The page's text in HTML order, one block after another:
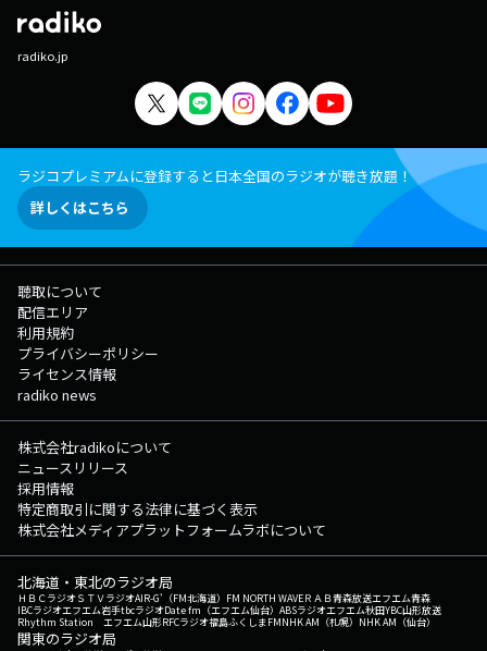
radiko.jp
ラジコプレミアムに登録すると日本全国のラジオが聴き放題！
詳しくはこちら
聴取について
配信エリア
利用規約
プライバシーポリシー
ライセンス情報
radiko news
株式会社radikoについて
ニュースリリース
採用情報
特定商取引に関する法律に基づく表示
株式会社メディアプラットフォームラボについて
北海道・東北のラジオ局
ＨＢＣラジオＳＴＶラジオAIR-G'（FM北海道） FM NORTH WAVEＲＡＢ青森放送エフエム青森
IBCラジオエフエム岩手tbcラジオDate fm（エフエム仙台） ABSラジオエフエム秋田YBC山形放送
Rhythm Station エフエム山形RFCラジオ福島ふくしまFMNHK AM（札幌） NHK AM（仙台）
関東のラジオ局